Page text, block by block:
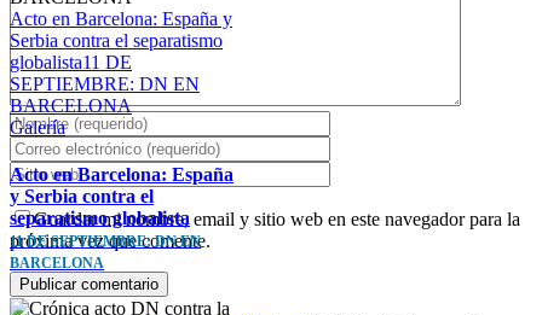
Acto en Barcelona: España y
Serbia contra el separatismo
globalista11 DE
SEPTIEMBRE: DN EN
BARCELONA
Galería
Acto en Barcelona: España
y Serbia contra el
separatismo globalista
11 DE SEPTIEMBRE: DN EN
BARCELONA
Guardar mi nombre, email y sitio web en este navegador para la
próxima vez que comente.